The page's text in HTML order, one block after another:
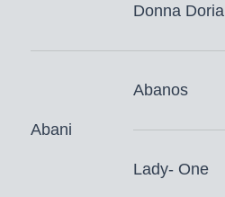
Donna Doria
Abani
Abanos
Lady- One